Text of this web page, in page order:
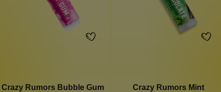
Crazy Rumors Bubble Gum
Crazy Rumors Mint